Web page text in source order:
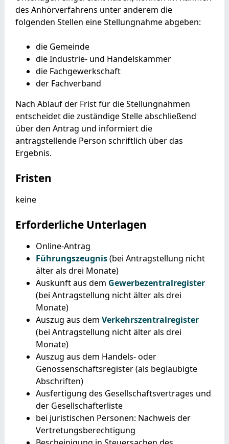
des Anhörverfahrens unter anderem die
folgenden Stellen eine Stellungnahme abgeben:
die Gemeinde
die Industrie- und Handelskammer
die Fachgewerkschaft
der Fachverband
Nach Ablauf der Frist für die Stellungnahmen
entscheidet die zuständige Stelle abschließend
über den Antrag und informiert die
antragstellende Person schriftlich über das
Ergebnis.
Fristen
keine
Erforderliche Unterlagen
Online-Antrag
Führungszeugnis(bei Antragstellung nicht
älter als drei Monate)
Auskunft aus dem Gewerbezentralregister
(bei Antragstellung nicht älter als drei
Monate)
Auszug aus dem Verkehrszentralregister
(bei Antragstellung nicht älter als drei
Monate)
Auszug aus dem Handels- oder
Genossenschaftsregister (als beglaubigte
Abschriften)
Ausfertigung des Gesellschaftsvertrages und
der Gesellschafterliste
bei juristischen Personen: Nachweis der
Vertretungsberechtigung